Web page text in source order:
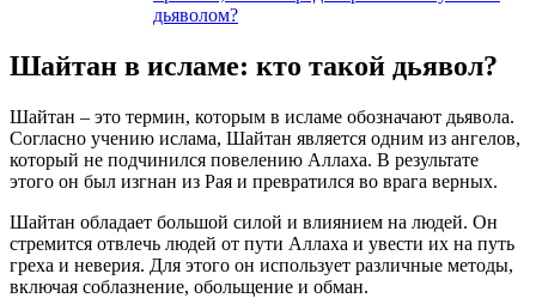
дьяволом?
Шайтан в исламе: кто такой дьявол?
Шайтан – это термин, которым в исламе обозначают дьявола.
Согласно учению ислама, Шайтан является одним из ангелов,
который не подчинился повелению Аллаха. В результате
этого он был изгнан из Рая и превратился во врага верных.
Шайтан обладает большой силой и влиянием на людей. Он
стремится отвлечь людей от пути Аллаха и увести их на путь
греха и неверия. Для этого он использует различные методы,
включая соблазнение, обольщение и обман.